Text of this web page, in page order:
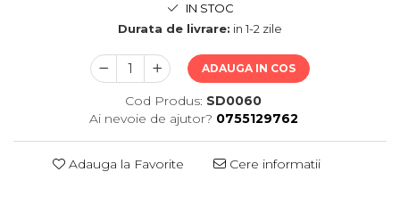
IN STOC
Durata de livrare: in 1-2 zile
ADAUGA IN COS
Cod Produs: SD0060
Ai nevoie de ajutor? 0755129762
Adauga la Favorite Cere informatii